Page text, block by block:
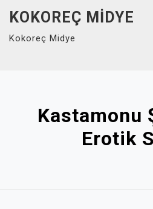
content
KOKOREÇ MIDYE
Kokoreç Midye
Kastamonu
Erotik